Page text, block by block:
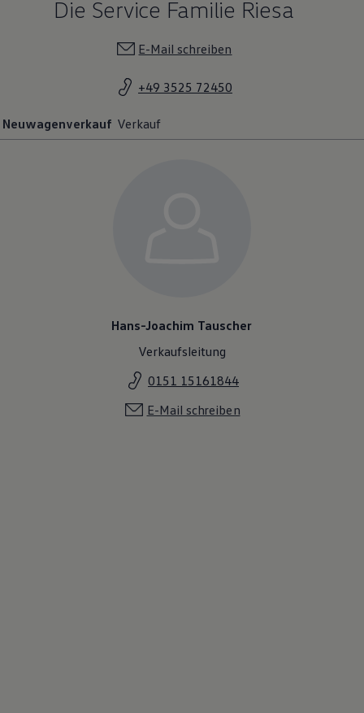
Die Service Familie Riesa
E-Mail schreiben
+49 3525 72450
Neuwagenverkauf Verkauf
Hans-Joachim Tauscher
Verkaufsleitung
0151 15161844
E-Mail schreiben